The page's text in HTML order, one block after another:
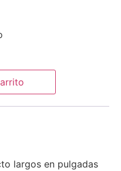
largos en pulgadas